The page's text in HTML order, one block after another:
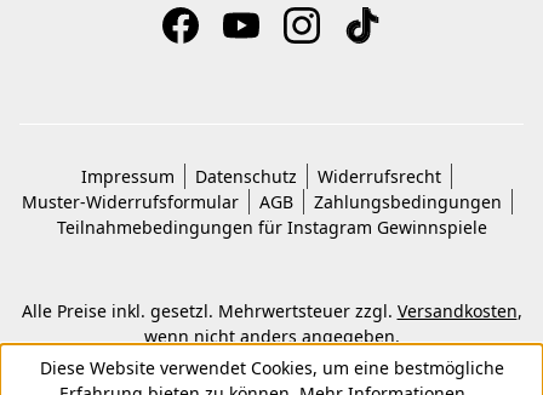
Impressum Datenschutz
Widerrufsrecht
Muster-Widerrufsformular
AGB
Zahlungsbedingungen
Teilnahmebedingungen für Instagram Gewinnspiele
Alle Preise inkl. gesetzl. Mehrwertsteuer zzgl. Versandkosten,
wenn nicht anders angegeben.
© 2026 Copyright © Kwon KG. Alle Rechte vorbehalten.
Diese Website verwendet Cookies, um eine bestmögliche